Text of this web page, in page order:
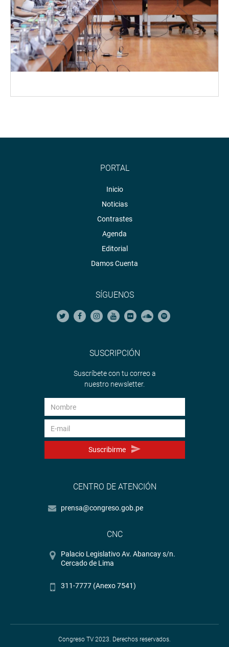
PORTAL
Inicio
Noticias
Contrastes
Agenda
Editorial
Damos Cuenta
SÍGUENOS
SUSCRIPCIÓN
Suscríbete con tu correo a
nuestro newsletter.
Suscribirme
CENTRO DE ATENCIÓN
prensa@congreso.gob.pe
CNC
Palacio Legislativo Av. Abancay s/n.
Cercado de Lima
311-7777 (Anexo 7541)
Congreso TV 2023. Derechos reservados.